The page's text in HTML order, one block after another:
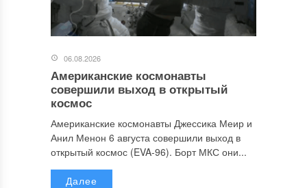
06.08.2026
Американские космонавты
совершили выход в открытый
космос
Американские космонавты Джессика Меир и
Анил Менон 6 августа совершили выход в
открытый космос (EVA-96). Борт МКС они...
Далее